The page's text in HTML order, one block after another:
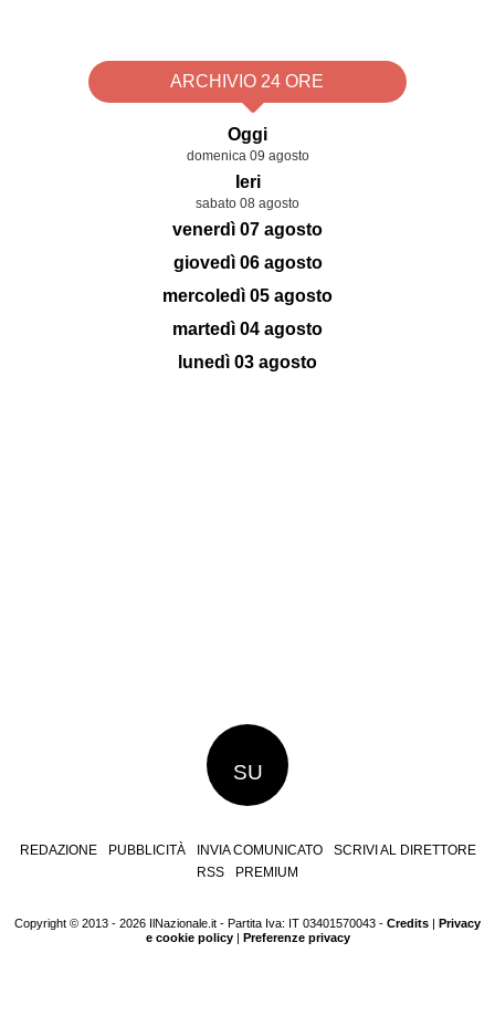
ARCHIVIO 24 ORE
Oggi
domenica 09 agosto
Ieri
sabato 08 agosto
venerdì 07 agosto
giovedì 06 agosto
mercoledì 05 agosto
martedì 04 agosto
lunedì 03 agosto
SU
REDAZIONE PUBBLICITÀ INVIA COMUNICATO
SCRIVI AL DIRETTORE
RSS
PREMIUM
Copyright © 2013 - 2026 IlNazionale.it - Partita Iva: IT 03401570043 - Credits | Privacy
e cookie policy| Preferenze privacy